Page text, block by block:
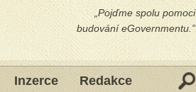
„Pojďme spolu pomoci
budování eGovernmentu.”
Inzerce Redakce